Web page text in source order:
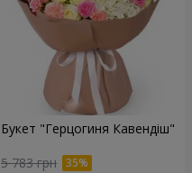
Букет "Герцогиня Кавендіш"
5 783 грн